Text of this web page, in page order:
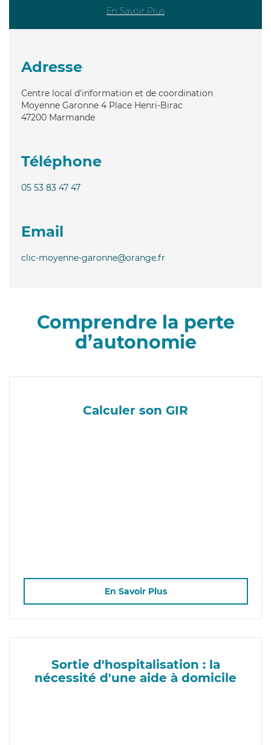
En Savoir Plus
Adresse
Centre local d'information et de coordination
Moyenne Garonne 4 Place Henri-Birac
47200 Marmande
Téléphone
05 53 83 47 47
Email
clic-moyenne-garonne@orange.fr
Comprendre la perte
d’autonomie
Calculer son GIR
En Savoir Plus
Sortie d'hospitalisation : la
nécessité d'une aide à domicile